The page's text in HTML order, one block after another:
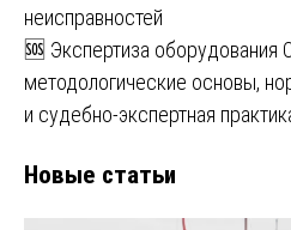
неисправностей
🆘 Экспертиза оборудования
методологические основы,
и судебно-экспертная
Новые статьи